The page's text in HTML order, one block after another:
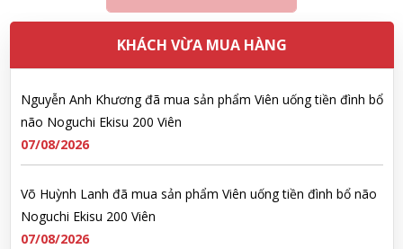
KHÁCH VỪA MUA HÀNG
Nguyễn Anh Khương đã mua sản phẩm Viên uống tiền đình bổ
não Noguchi Ekisu 200 Viên
07/08/2026
Võ Huỳnh Lanh đã mua sản phẩm Viên uống tiền đình bổ não
Noguchi Ekisu 200 Viên
07/08/2026
Thạch Quốc Lâm đã mua sản phẩm Sữa Meiji số 0 Hohoemi